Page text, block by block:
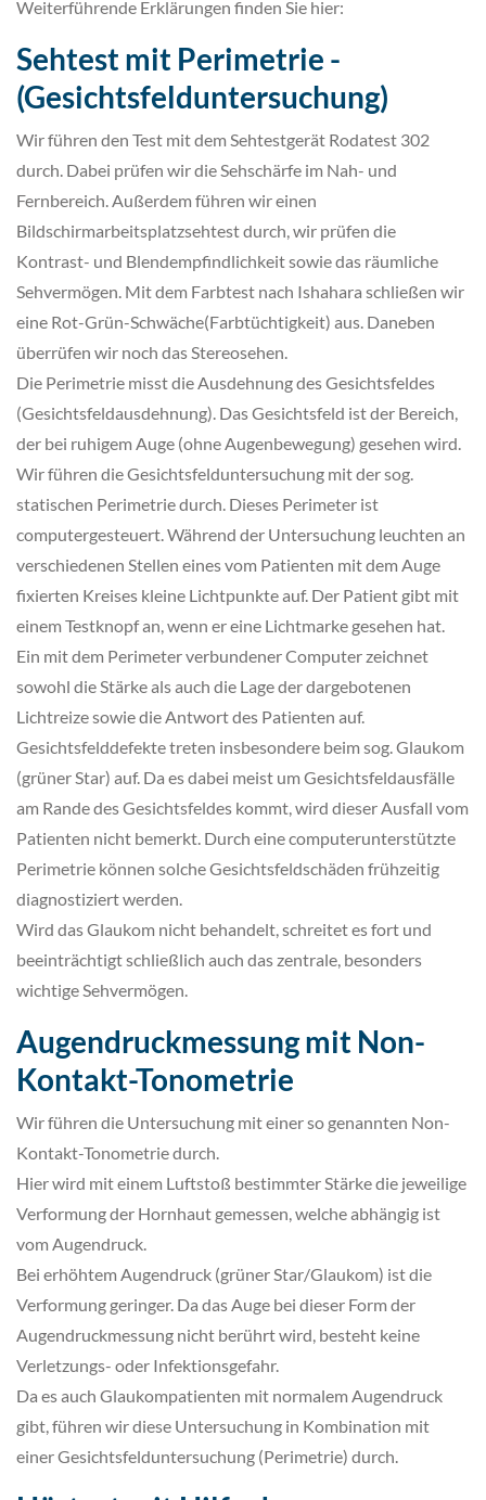
Weiterführende Erklärungen finden Sie hier:
Sehtest mit Perimetrie -
(Gesichtsfelduntersuchung)
Wir führen den Test mit dem Sehtestgerät Rodatest 302
durch. Dabei prüfen wir die Sehschärfe im Nah- und
Fernbereich. Außerdem führen wir einen
Bildschirmarbeitsplatzsehtest durch, wir prüfen die
Kontrast- und Blendempfindlichkeit sowie das räumliche
Sehvermögen. Mit dem Farbtest nach Ishahara schließen wir
eine Rot-Grün-Schwäche(Farbtüchtigkeit) aus. Daneben
überrüfen wir noch das Stereosehen.
Die Perimetrie misst die Ausdehnung des Gesichtsfeldes
(Gesichtsfeldausdehnung). Das Gesichtsfeld ist der Bereich,
der bei ruhigem Auge (ohne Augenbewegung) gesehen wird.
Wir führen die Gesichtsfelduntersuchung mit der sog.
statischen Perimetrie durch. Dieses Perimeter ist
computergesteuert. Während der Untersuchung leuchten an
verschiedenen Stellen eines vom Patienten mit dem Auge
fixierten Kreises kleine Lichtpunkte auf. Der Patient gibt mit
einem Testknopf an, wenn er eine Lichtmarke gesehen hat.
Ein mit dem Perimeter verbundener Computer zeichnet
sowohl die Stärke als auch die Lage der dargebotenen
Lichtreize sowie die Antwort des Patienten auf.
Gesichtsfelddefekte treten insbesondere beim sog. Glaukom
(grüner Star) auf. Da es dabei meist um Gesichtsfeldausfälle
am Rande des Gesichtsfeldes kommt, wird dieser Ausfall vom
Patienten nicht bemerkt. Durch eine computerunterstützte
Perimetrie können solche Gesichtsfeldschäden frühzeitig
diagnostiziert werden.
Wird das Glaukom nicht behandelt, schreitet es fort und
beeinträchtigt schließlich auch das zentrale, besonders
wichtige Sehvermögen.
Augendruckmessung mit Non-
Kontakt-Tonometrie
Wir führen die Untersuchung mit einer so genannten Non-
Kontakt-Tonometrie durch.
Hier wird mit einem Luftstoß bestimmter Stärke die jeweilige
Verformung der Hornhaut gemessen, welche abhängig ist
vom Augendruck.
Bei erhöhtem Augendruck (grüner Star/Glaukom) ist die
Verformung geringer. Da das Auge bei dieser Form der
Augendruckmessung nicht berührt wird, besteht keine
Verletzungs- oder Infektionsgefahr.
Da es auch Glaukompatienten mit normalem Augendruck
gibt, führen wir diese Untersuchung in Kombination mit
einer Gesichtsfelduntersuchung (Perimetrie) durch.